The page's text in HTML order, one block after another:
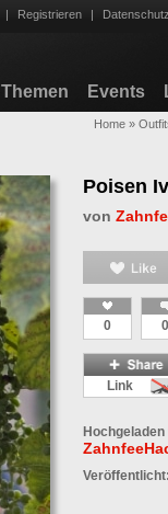
| Registrieren | Datenschutz
Themen Events
Home »
Poisen
von
0 0
Link
Hochgeladen
Veröffentlicht: